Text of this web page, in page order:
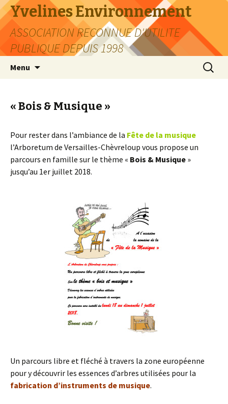
Yvelines Environnement
ASSOCIATION RECONNUE D'UTILITE
PUBLIQUE DEPUIS 1998
Menu
« Bois & Musique »
Pour rester dans l’ambiance de la Fête de la musique
l’Arboretum de Versailles-Chèvreloup vous propose un
parcours en famille sur le thème « Bois & Musique »
jusqu’au 1er juillet 2018.
Un parcours libre et fléché à travers la zone européenne
pour y découvrir les essences d’arbres utilisées pour la
fabrication d’instruments de musique.